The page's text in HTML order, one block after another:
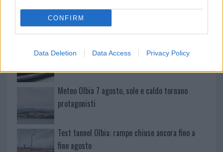
CONFIRM
Data Deletion Data Access Privacy Policy
Calangianus, allarme sul centro accoglienza
minori, Albieri: “Episodi gravissimi”
Gallura, finti clienti svuotano le suite: furto da
Meteo Olbia 7 agosto, sole e caldo tornano
protagonisti
Test tunnel Olbia: rampe chiuse ancora fino a
fine agosto